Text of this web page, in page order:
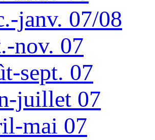
janv. 07/08
nov. 07
sept. 07
juillet 07
mai 07